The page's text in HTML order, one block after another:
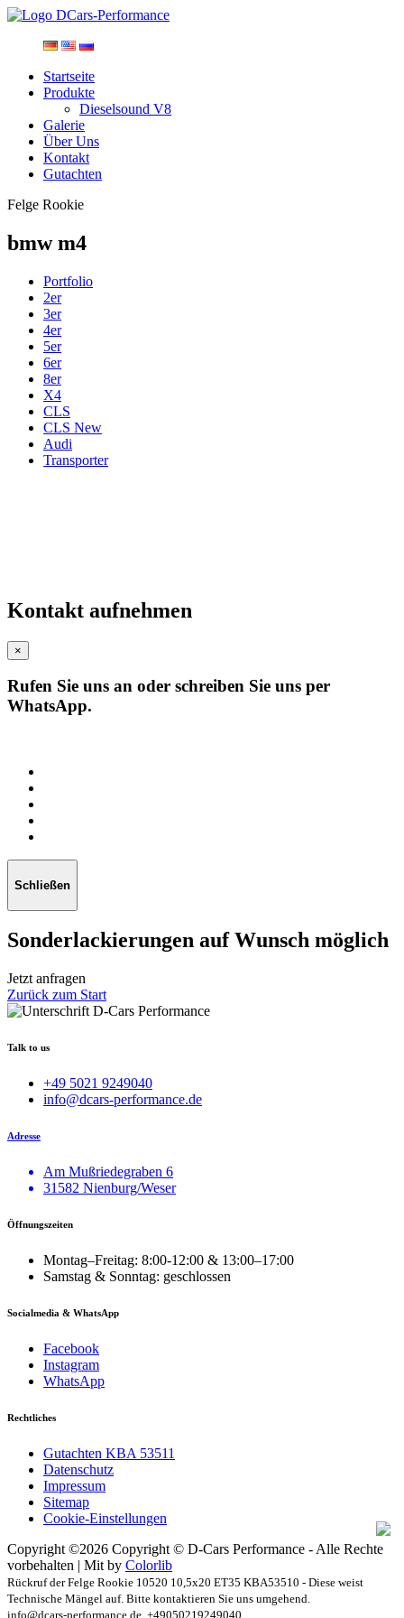
Startseite
Produkte
Dieselsound V8
Galerie
Über Uns
Kontakt
Gutachten
Felge Rookie
bmw m4
Portfolio
2er
3er
4er
5er
6er
8er
X4
CLS
CLS New
Audi
Transporter
Kontakt aufnehmen
×
Rufen Sie uns an oder schreiben Sie uns per
WhatsApp.
Schließen
Sonderlackierungen auf Wunsch möglich
Jetzt anfragen
Zurück zum Start
Talk to us
+49 5021 9249040
info@dcars-performance.de
Adresse
Am Mußriedegraben 6
31582 Nienburg/Weser
Öffnungszeiten
Montag–Freitag: 8:00-12:00 & 13:00–17:00
Samstag & Sonntag: geschlossen
Socialmedia & WhatsApp
Facebook
Instagram
WhatsApp
Rechtliches
Gutachten KBA 53511
Datenschutz
Impressum
Sitemap
Cookie-Einstellungen
Copyright ©2026 Copyright © D-Cars Performance - Alle Rechte
vorbehalten | Mit by Colorlib
Rückruf der Felge Rookie 10520 10,5x20 ET35 KBA53510 - Diese weist
Technische Mängel auf. Bitte kontaktieren Sie uns umgehend.
info@dcars-performance.de, +49050219249040